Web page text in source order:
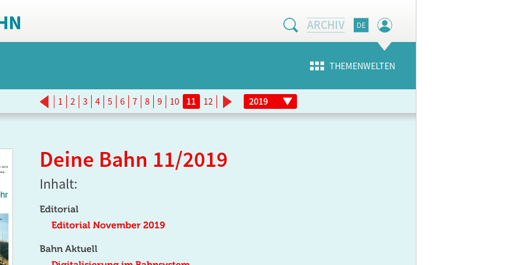
ARCHIV
THEMENWELTEN
< 1 2 3 4 5 6 7 8 9 10 11 12 >
Deine Bahn 11/2019
Inhalt:
Editorial
Editorial November 2019
Bahn Aktuell